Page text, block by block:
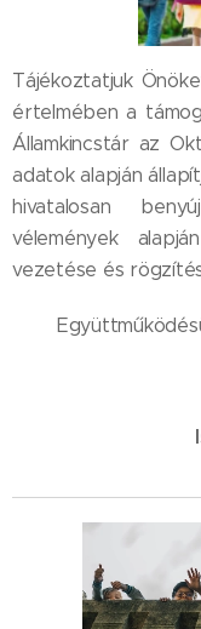
Tájékoztatjuk
értelmében a
Államkincstár az
adatok alapján
hivatalosan
vélemények
vezetése és